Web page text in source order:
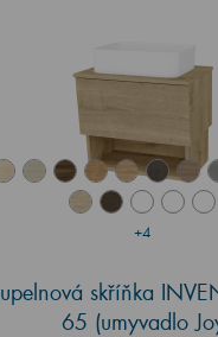
+4
skříňka
65 (umyvadlo